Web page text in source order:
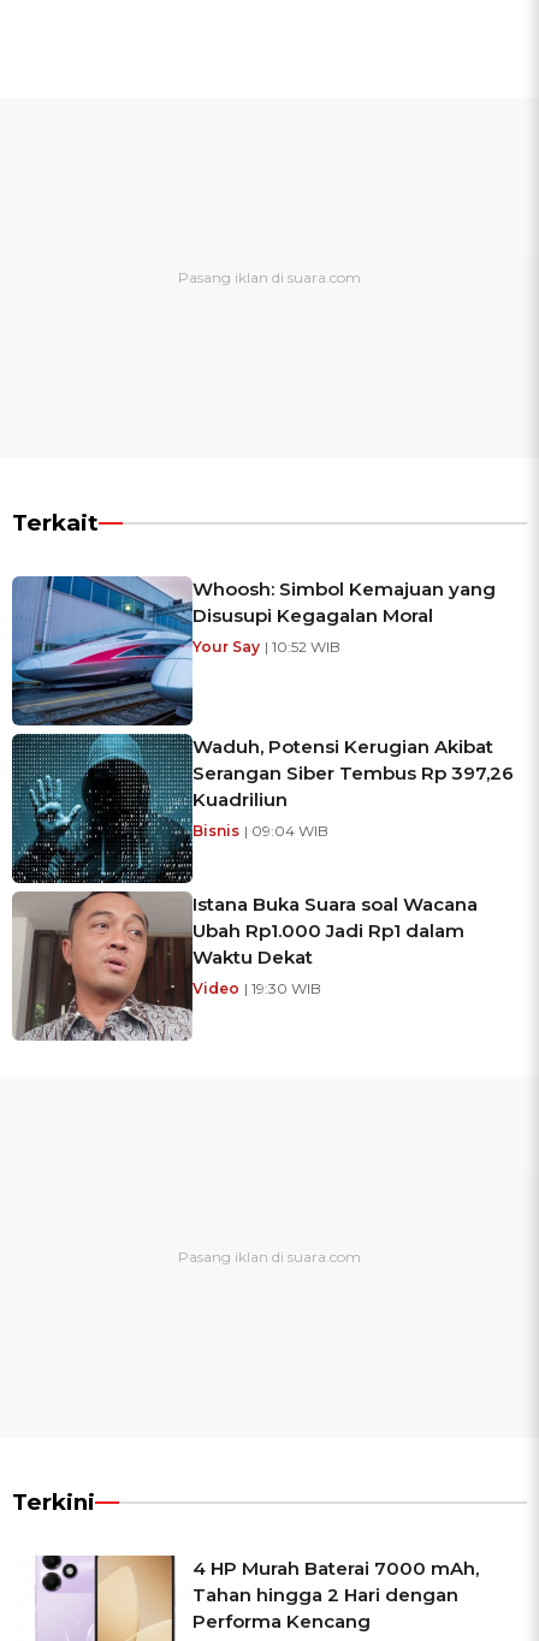
Terkait
Whoosh: Simbol Kemajuan yang
Disusupi Kegagalan Moral
Your Say | 10:52 WIB
Waduh, Potensi Kerugian Akibat
Serangan Siber Tembus Rp 397,26
Kuadriliun
Bisnis | 09:04 WIB
Istana Buka Suara soal Wacana
Ubah Rp1.000 Jadi Rp1 dalam
Waktu Dekat
Video | 19:30 WIB
Terkini
4 HP Murah Baterai 7000 mAh,
Tahan hingga 2 Hari dengan
Performa Kencang